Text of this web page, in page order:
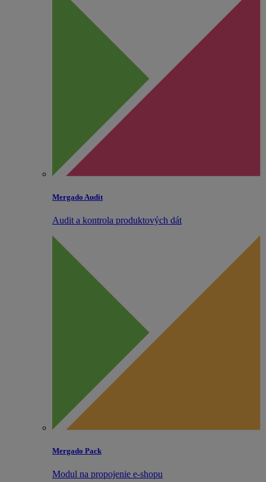
Mergado Audit
Audit a kontrola produktových dát
Mergado Pack
Modul na propojenie e‑shopu